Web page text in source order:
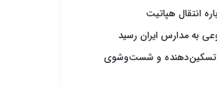
انتقال هپاتیت
به مدارس ایران رسید
تسکین‌دهنده و شست‌وشوی